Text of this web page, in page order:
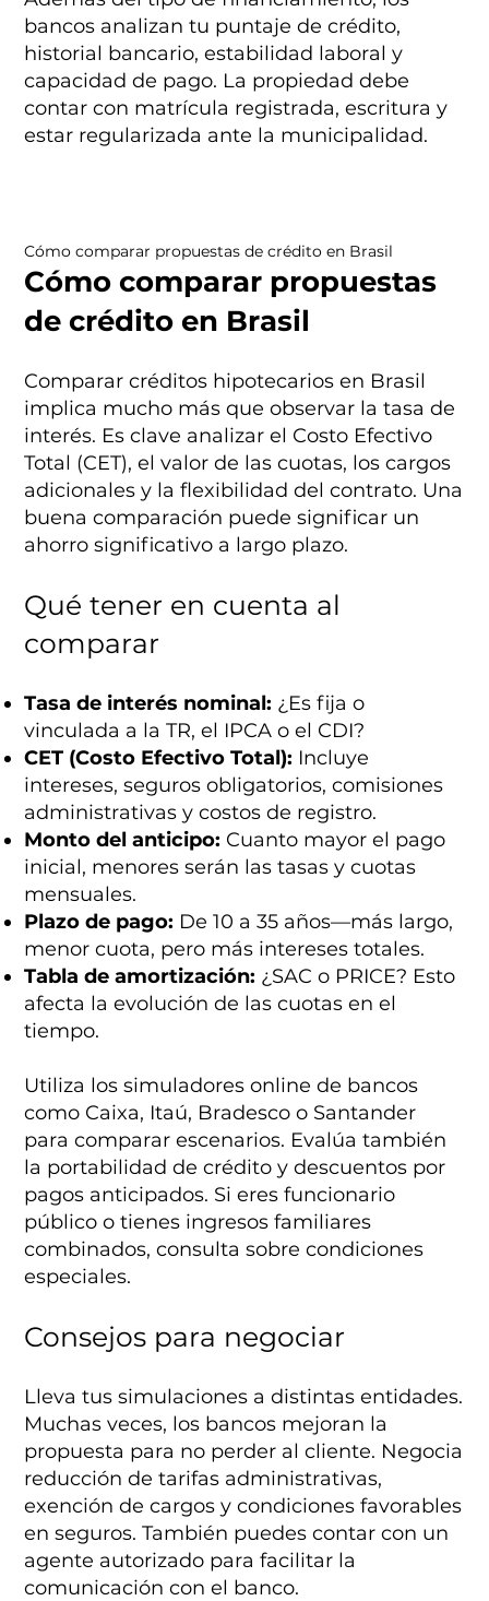
Cómo comparar propuestas de crédito en Brasil
Cómo comparar propuestas
de crédito en Brasil
Comparar créditos hipotecarios en Brasil
implica mucho más que observar la tasa de
interés. Es clave analizar el Costo Efectivo
Total (CET), el valor de las cuotas, los cargos
adicionales y la flexibilidad del contrato. Una
buena comparación puede significar un
ahorro significativo a largo plazo.
Qué tener en cuenta al
comparar
Tasa de interés nominal: ¿Es fija o
vinculada a la TR, el IPCA o el CDI?
CET (Costo Efectivo Total): Incluye
intereses, seguros obligatorios, comisiones
administrativas y costos de registro.
Monto del anticipo: Cuanto mayor el pago
inicial, menores serán las tasas y cuotas
mensuales.
Plazo de pago: De 10 a 35 años—más largo,
menor cuota, pero más intereses totales.
Tabla de amortización: ¿SAC o PRICE? Esto
afecta la evolución de las cuotas en el
tiempo.
Utiliza los simuladores online de bancos
como Caixa, Itaú, Bradesco o Santander
para comparar escenarios. Evalúa también
la portabilidad de crédito y descuentos por
pagos anticipados. Si eres funcionario
público o tienes ingresos familiares
combinados, consulta sobre condiciones
especiales.
Consejos para negociar
Lleva tus simulaciones a distintas entidades.
Muchas veces, los bancos mejoran la
propuesta para no perder al cliente. Negocia
reducción de tarifas administrativas,
exención de cargos y condiciones favorables
en seguros. También puedes contar con un
agente autorizado para facilitar la
comunicación con el banco.
bancos analizan tu puntaje de crédito,
historial bancario, estabilidad laboral y
capacidad de pago. La propiedad debe
contar con matrícula registrada, escritura y
estar regularizada ante la municipalidad.